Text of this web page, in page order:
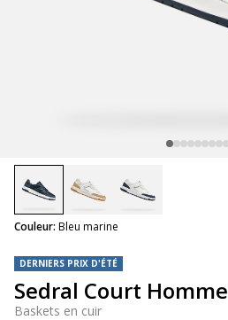
DERNIERS PRIX D'ÉTÉ
Sedral Court Homme
Baskets en cuir
Couleur: Bleu marine
selected